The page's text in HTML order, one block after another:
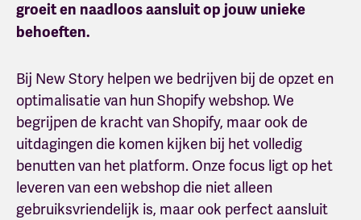
groeit en naadloos aansluit op jouw unieke
behoeften.
Bij New Story helpen we bedrijven bij de opzet en
optimalisatie van hun Shopify webshop. We
begrijpen de kracht van Shopify, maar ook de
uitdagingen die komen kijken bij het volledig
benutten van het platform. Onze focus ligt op het
leveren van een webshop die niet alleen
gebruiksvriendelijk is, maar ook perfect aansluit